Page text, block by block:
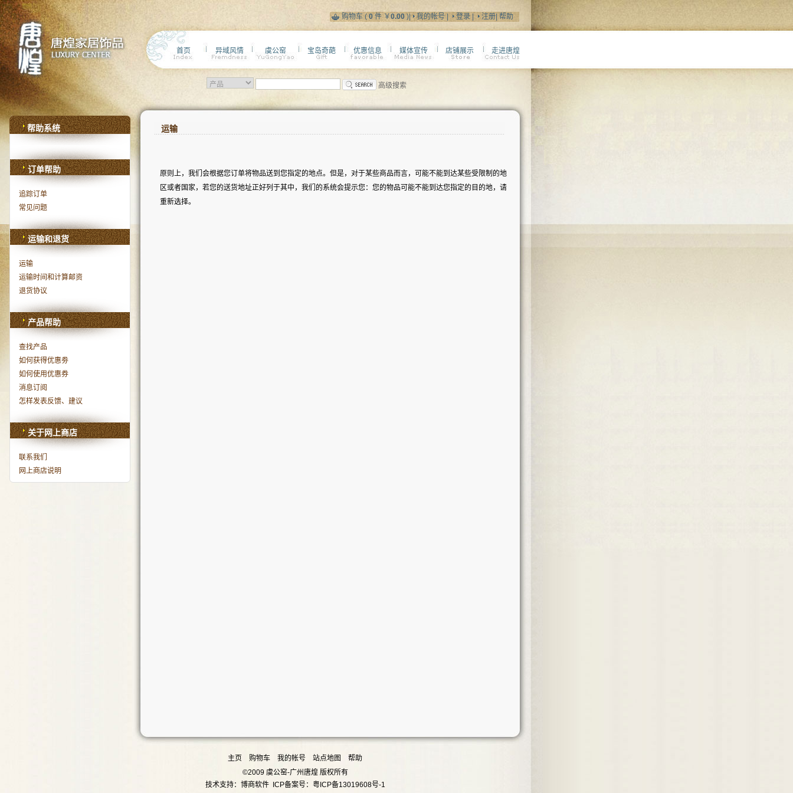
购物车 (0 件 ￥0.00 )| 我的帐号 登录 注册 帮助
首页 异域风情 虞公窑 宝岛奇葩 优惠信息 媒体宣传 店铺展示 走进唐煌
高级搜索
帮助系统
订单帮助
追踪订单
常见问题
运输和退货
运输
运输时间和计算邮资
退货协议
产品帮助
查找产品
如何获得优惠劵
如何使用优惠券
消息订阅
怎样发表反馈、建议
关于网上商店
联系我们
网上商店说明
运输
原则上，我们会根据您订单将物品送到您指定的地点。但是，对于某些商品而言，可能不能到达某些受限制的地
区或者国家，若您的送货地址正好列于其中，我们的系统会提示您：您的物品可能不能到达您指定的目的地，请
重新选择。
主页 购物车 我的帐号 站点地图
帮助
©2009 虞公窑-广州唐煌 版权所有
技术支持： 博商软件 ICP备案号：粤ICP备13019608号-1